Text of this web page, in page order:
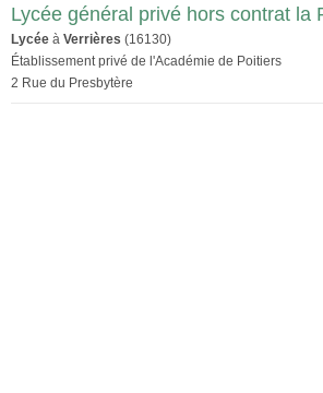
Lycée général privé hors contrat la
Lycée à Verrières (16130)
Établissement privé de l'Académie de Poitiers
2 Rue du Presbytère